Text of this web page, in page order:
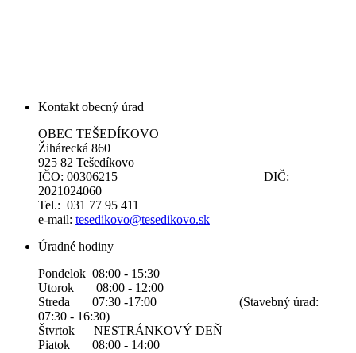
Kontakt obecný úrad
OBEC TEŠEDÍKOVO
Žihárecká 860
925 82 Tešedíkovo
IČO: 00306215 DIČ:
2021024060
Tel.: 031 77 95 411
e-mail: tesedikovo@tesedikovo.sk
Úradné hodiny
Pondelok 08:00 - 15:30
Utorok 08:00 - 12:00
Streda 07:30 -17:00 (Stavebný úrad:
07:30 - 16:30)
Štvrtok NESTRÁNKOVÝ DEŇ
Piatok 08:00 - 14:00